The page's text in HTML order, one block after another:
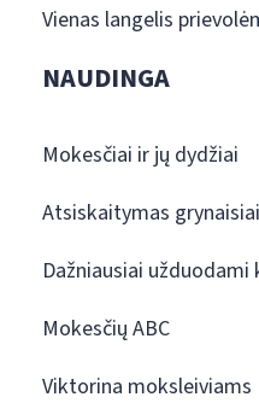
Vienas langelis
NAUDINGA
Mokesčiai ir jų dydžiai
Atsiskaitymas
Dažniausiai užduodami
Mokesčių ABC
Viktorina moksleiviams